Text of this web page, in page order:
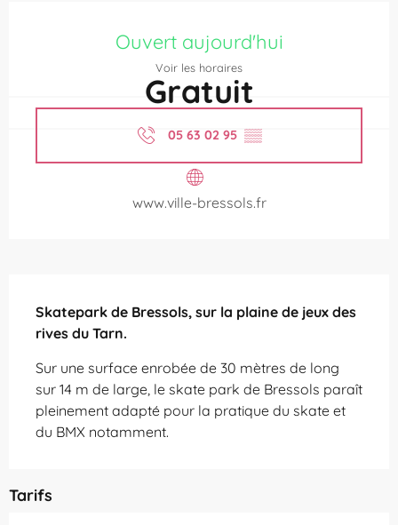
Ouvert aujourd'hui
Voir les horaires
Gratuit
05 63 02 95 ▒▒
www.ville-bressols.fr
Skatepark de Bressols, sur la plaine de jeux des
rives du Tarn.
Sur une surface enrobée de 30 mètres de long
sur 14 m de large, le skate park de Bressols paraît
pleinement adapté pour la pratique du skate et
du BMX notamment.
Tarifs